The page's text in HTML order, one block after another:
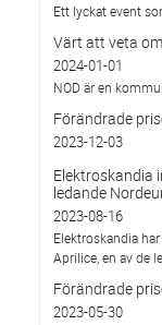
Ett lyckat event
Värt att veta
2024-01-01
NOD är en
Förändrade
2023-12-03
Elektroskandia
ledande
2023-08-16
Elektroskandia
Aprilice, en av de
Förändrade
2023-05-30